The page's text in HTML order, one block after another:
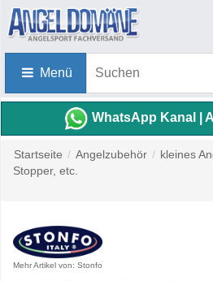
Menü
WhatsApp Kanal |
Startseite / Angelzubehör / kleines
Stopper, etc.
Mehr Artikel von: Stonfo